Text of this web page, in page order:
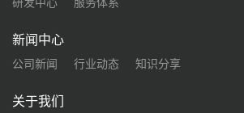
新闻中心
公司新闻 行业动态 知识分享
关于我们